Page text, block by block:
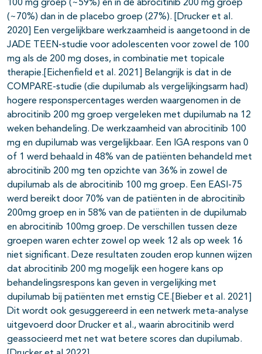
100 mg groep (~59%) en in de abrocitinib 200 mg groep
(~70%) dan in de placebo groep (27%). [Drucker et al.
2020] Een vergelijkbare werkzaamheid is aangetoond in de
JADE TEEN-studie voor adolescenten voor zowel de 100
mg als de 200 mg doses, in combinatie met topicale
therapie.[Eichenfield et al. 2021] Belangrijk is dat in de
COMPARE-studie (die dupilumab als vergelijkingsarm had)
hogere responspercentages werden waargenomen in de
abrocitinib 200 mg groep vergeleken met dupilumab na 12
weken behandeling. De werkzaamheid van abrocitinib 100
mg en dupilumab was vergelijkbaar. Een IGA respons van 0
of 1 werd behaald in 48% van de patiënten behandeld met
abrocitinib 200 mg ten opzichte van 36% in zowel de
dupilumab als de abrocitinib 100 mg groep. Een EASI-75
werd bereikt door 70% van de patiënten in de abrocitinib
200mg groep en in 58% van de patiënten in de dupilumab
en abrocitinib 100mg groep. De verschillen tussen deze
groepen waren echter zowel op week 12 als op week 16
niet significant. Deze resultaten zouden erop kunnen wijzen
dat abrocitinib 200 mg mogelijk een hogere kans op
behandelingsrespons kan geven in vergelijking met
dupilumab bij patiënten met ernstig CE.[Bieber et al. 2021]
Dit wordt ook gesuggereerd in een netwerk meta-analyse
uitgevoerd door Drucker et al., waarin abrocitinib werd
geassocieerd met net wat betere scores dan dupilumab.